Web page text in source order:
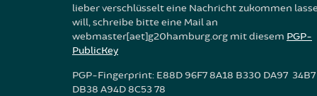
lieber verschlüsselt eine Nachricht zukommen
will, schreibe bitte eine Mail an
webmaster[aet]g20hamburg.org mit diesem PGP-
PublicKey
PGP-Fingerprint: E88D 96F7 8A18 B330 DA97 34B7
DB38 A94D 8C53 78